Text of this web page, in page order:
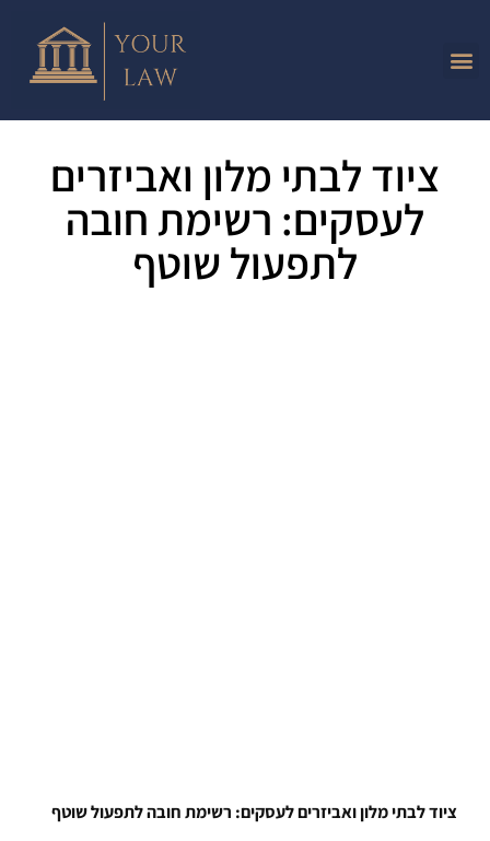
ציוד לבתי מלון ואביזרים
לעסקים: רשימת חובה
לתפעול שוטף
ציוד לבתי מלון ואביזרים לעסקים: רשימת חובה לתפעול שוטף